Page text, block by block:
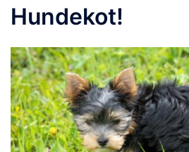
Hundekot!